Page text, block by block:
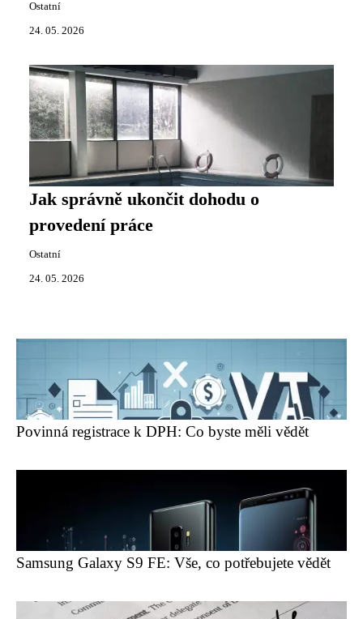
Ostatní
24. 05. 2026
Jak správně ukončit dohodu o
provedení práce
Ostatní
24. 05. 2026
Povinná registrace k DPH: Co byste měli vědět
Samsung Galaxy S9 FE: Vše, co potřebujete vědět